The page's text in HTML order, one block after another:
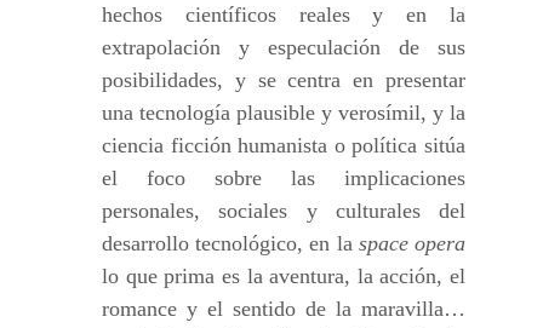
hechos científicos reales y en la
extrapolación y especulación de sus
posibilidades, y se centra en presentar
una tecnología plausible y verosímil, y la
ciencia ficción humanista o política sitúa
el foco sobre las implicaciones
personales, sociales y culturales del
desarrollo tecnológico, en la space opera
lo que prima es la aventura, la acción, el
romance y el sentido de la maravilla…